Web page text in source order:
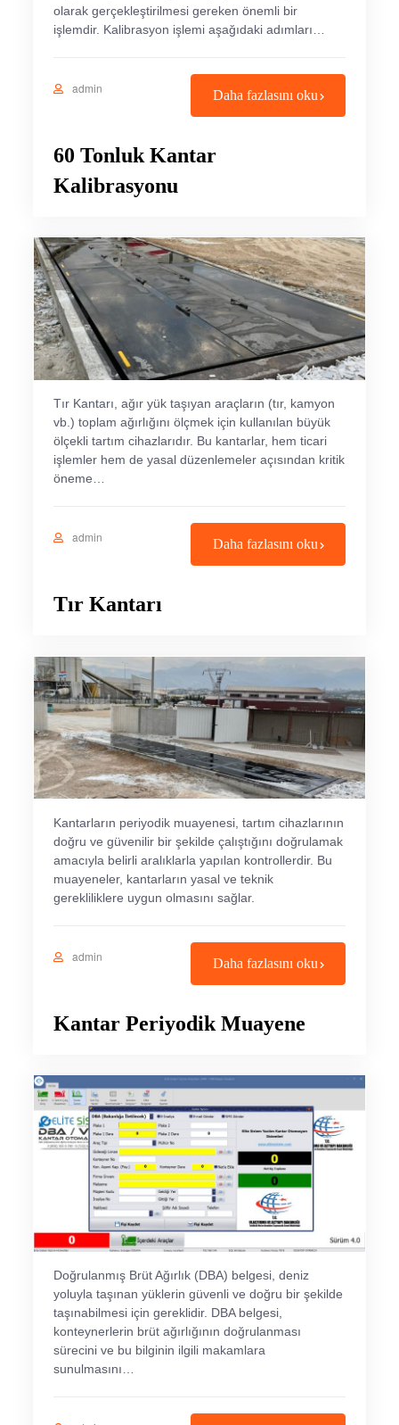
olarak gerçekleştirilmesi gereken önemli bir
işlemdir. Kalibrasyon işlemi aşağıdaki adımları…
admin Daha fazlasını oku
60 Tonluk Kantar
Kalibrasyonu
Tır Kantarı, ağır yük taşıyan araçların (tır, kamyon
vb.) toplam ağırlığını ölçmek için kullanılan büyük
ölçekli tartım cihazlarıdır. Bu kantarlar, hem ticari
işlemler hem de yasal düzenlemeler açısından kritik
öneme…
admin Daha fazlasını oku
Tır Kantarı
Kantarların periyodik muayenesi, tartım cihazlarının
doğru ve güvenilir bir şekilde çalıştığını doğrulamak
amacıyla belirli aralıklarla yapılan kontrollerdir. Bu
muayeneler, kantarların yasal ve teknik
gerekliliklere uygun olmasını sağlar.
admin Daha fazlasını oku
Kantar Periyodik Muayene
Doğrulanmış Brüt Ağırlık (DBA) belgesi, deniz
yoluyla taşınan yüklerin güvenli ve doğru bir şekilde
taşınabilmesi için gereklidir. DBA belgesi,
konteynerlerin brüt ağırlığının doğrulanması
sürecini ve bu bilginin ilgili makamlara
sunulmasını…